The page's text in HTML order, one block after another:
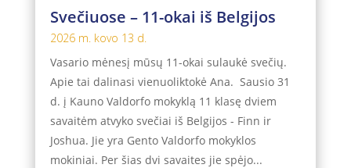
Svečiuose – 11-okai iš Belgijos
2026 m. kovo 13 d.
Vasario mėnesį mūsų 11-okai sulaukė svečių.
Apie tai dalinasi vienuoliktokė Ana. Sausio 31
d. į Kauno Valdorfo mokyklą 11 klasę dviem
savaitėm atvyko svečiai iš Belgijos - Finn ir
Joshua. Jie yra Gento Valdorfo mokyklos
mokiniai. Per šias dvi savaites jie spėjo...